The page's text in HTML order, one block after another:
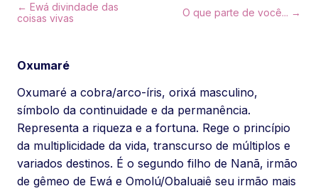
← Ewá divindade das
coisas vivas
O que parte de você... →
Oxumaré
Oxumaré a cobra/arco-íris, orixá masculino,
símbolo da continuidade e da permanência.
Representa a riqueza e a fortuna. Rege o princípio
da multiplicidade da vida, transcurso de múltiplos e
variados destinos. É o segundo filho de Nanã, irmão
de gêmeo de Ewá e Omolú/Obaluaiê seu irmão mais